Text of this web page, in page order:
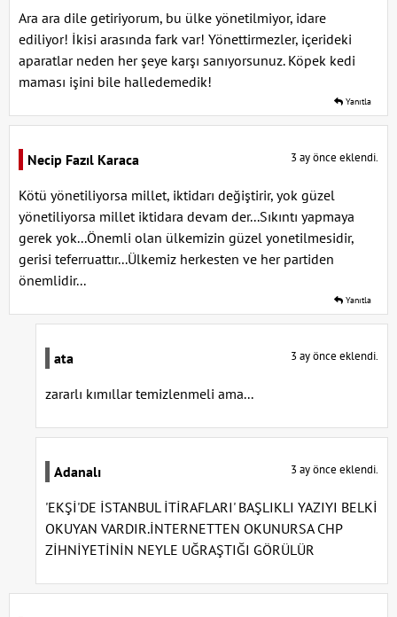
Ara ara dile getiriyorum, bu ülke yönetilmiyor, idare
ediliyor! İkisi arasında fark var! Yönettirmezler, içerideki
aparatlar neden her şeye karşı sanıyorsunuz. Köpek kedi
maması işini bile halledemedik!
Yanıtla
Necip Fazıl Karaca 3 ay önce eklendi.
Kötü yönetiliyorsa millet, iktidarı değiştirir, yok güzel
yönetiliyorsa millet iktidara devam der...Sıkıntı yapmaya
gerek yok...Önemli olan ülkemizin güzel yonetilmesidir,
gerisi teferruattır...Ülkemiz herkesten ve her partiden
önemlidir...
Yanıtla
ata 3 ay önce eklendi.
zararlı kımıllar temizlenmeli ama...
Adanalı 3 ay önce eklendi.
'EKŞİ'DE İSTANBUL İTİRAFLARI' BAŞLIKLI YAZIYI BELKİ
OKUYAN VARDIR.İNTERNETTEN OKUNURSA CHP
ZİHNİYETİNİN NEYLE UĞRAŞTIĞI GÖRÜLÜR